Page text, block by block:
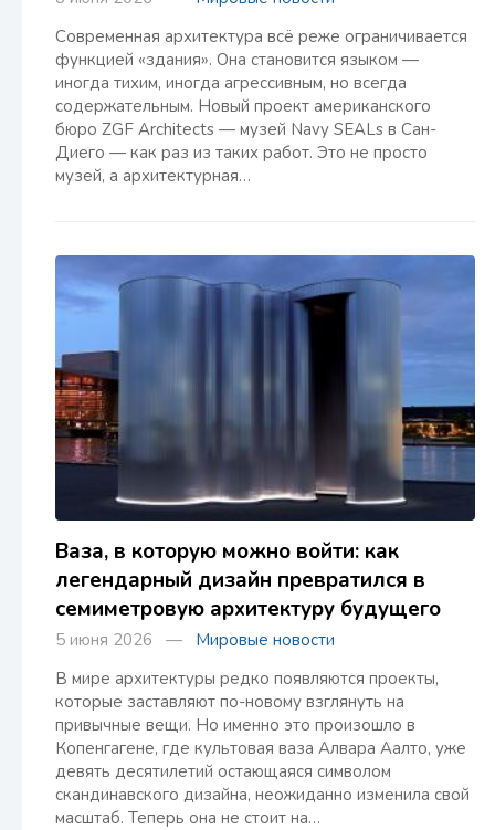
Современная архитектура всё реже ограничивается
функцией «здания». Она становится языком —
иногда тихим, иногда агрессивным, но всегда
содержательным. Новый проект американского
бюро ZGF Architects — музей Navy SEALs в Сан-
Диего — как раз из таких работ. Это не просто
музей, а архитектурная…
Ваза, в которую можно войти: как
легендарный дизайн превратился в
семиметровую архитектуру будущего
5 июня 2026 — Мировые новости
В мире архитектуры редко появляются проекты,
которые заставляют по-новому взглянуть на
привычные вещи. Но именно это произошло в
Копенгагене, где культовая ваза Алвара Аалто, уже
девять десятилетий остающаяся символом
скандинавского дизайна, неожиданно изменила свой
масштаб. Теперь она не стоит на…